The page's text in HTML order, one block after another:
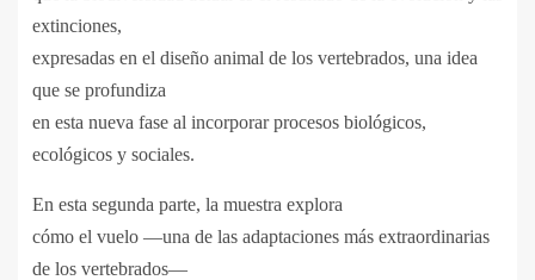
extinciones,
expresadas en el diseño animal de los vertebrados, una idea
que se profundiza
en esta nueva fase al incorporar procesos biológicos,
ecológicos y sociales.
En esta segunda parte, la muestra explora
cómo el vuelo —una de las adaptaciones más extraordinarias
de los vertebrados—